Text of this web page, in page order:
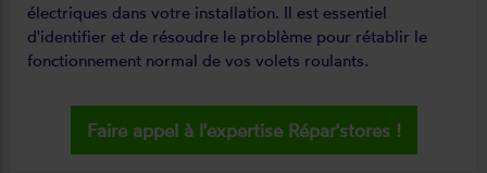
électriques dans votre installation. Il est essentiel
d'identifier et de résoudre le problème pour rétablir le
fonctionnement normal de vos volets roulants.
Faire appel à l'expertise Répar'stores !